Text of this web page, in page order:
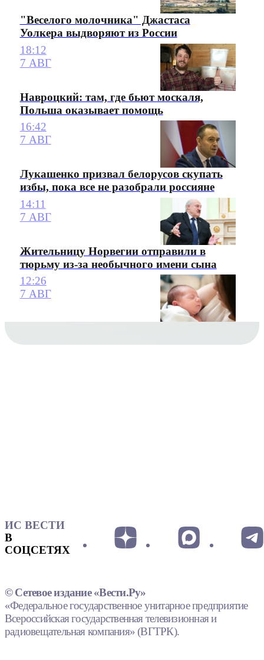
"Веселого молочника" Джастаса
Уолкера выдворяют из России
18:12
7 АВГ
Навроцкий: там, где бьют москаля,
Польша оказывает помощь
16:42
7 АВГ
Лукашенко призвал белорусов скупать
избы, пока все не разобрали россияне
14:11
7 АВГ
Жительницу Норвегии отправили в
тюрьму из-за необычного имени сына
12:26
7 АВГ
ИС ВЕСТИ
В
СОЦСЕТЯХ
© Сетевое издание «Вести.Ру»
«Федеральное государственное унитарное предприятие
Всероссийская государственная телевизионная и
радиовещательная компания» (ВГТРК).